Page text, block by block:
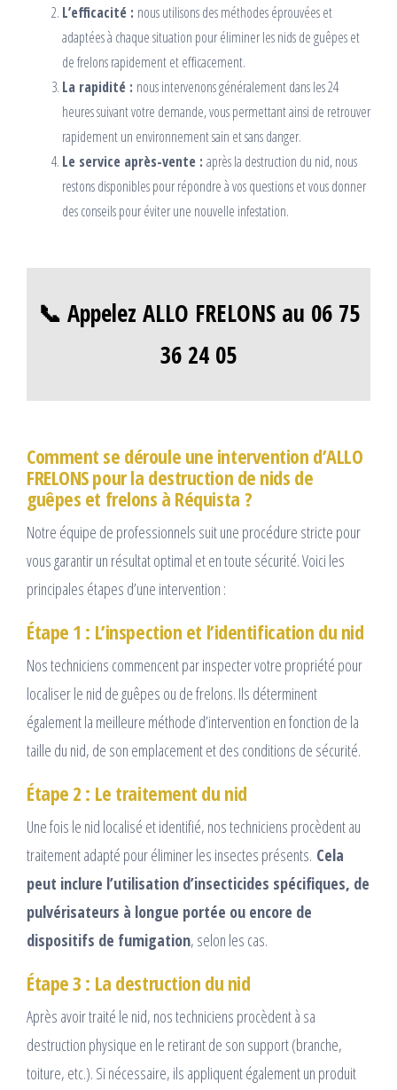
L’efficacité : nous utilisons des méthodes éprouvées et
adaptées à chaque situation pour éliminer les nids de guêpes et
de frelons rapidement et efficacement.
La rapidité : nous intervenons généralement dans les 24
heures suivant votre demande, vous permettant ainsi de retrouver
rapidement un environnement sain et sans danger.
Le service après-vente : après la destruction du nid, nous
restons disponibles pour répondre à vos questions et vous donner
des conseils pour éviter une nouvelle infestation.
📞 Appelez ALLO FRELONS au 06 75
36 24 05
Comment se déroule une intervention d’ALLO
FRELONS pour la destruction de nids de
guêpes et frelons à Réquista ?
Notre équipe de professionnels suit une procédure stricte pour
vous garantir un résultat optimal et en toute sécurité. Voici les
principales étapes d’une intervention :
Étape 1 : L’inspection et l’identification du nid
Nos techniciens commencent par inspecter votre propriété pour
localiser le nid de guêpes ou de frelons. Ils déterminent
également la meilleure méthode d’intervention en fonction de la
taille du nid, de son emplacement et des conditions de sécurité.
Étape 2 : Le traitement du nid
Une fois le nid localisé et identifié, nos techniciens procèdent au
traitement adapté pour éliminer les insectes présents. Cela
peut inclure l’utilisation d’insecticides spécifiques, de
pulvérisateurs à longue portée ou encore de
dispositifs de fumigation, selon les cas.
Étape 3 : La destruction du nid
Après avoir traité le nid, nos techniciens procèdent à sa
destruction physique en le retirant de son support (branche,
toiture, etc.). Si nécessaire, ils appliquent également un produit